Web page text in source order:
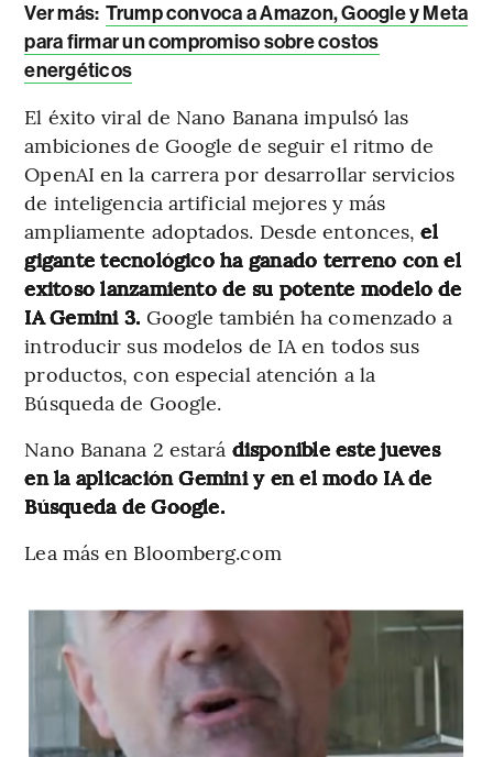
Ver más: Trump convoca a Amazon, Google y Meta
para firmar un compromiso sobre costos
energéticos
El éxito viral de Nano Banana impulsó las
ambiciones de Google de seguir el ritmo de
OpenAI en la carrera por desarrollar servicios
de inteligencia artificial mejores y más
ampliamente adoptados. Desde entonces,el
gigante tecnológico ha ganado terreno con el
exitoso lanzamiento de su potente modelo de
IA Gemini 3. Google también ha comenzado a
introducir sus modelos de IA en todos sus
productos, con especial atención a la
Búsqueda de Google.
Nano Banana 2 estará disponible este jueves
en la aplicación Gemini y en el modo IA de
Búsqueda de Google.
Lea más en Bloomberg.com